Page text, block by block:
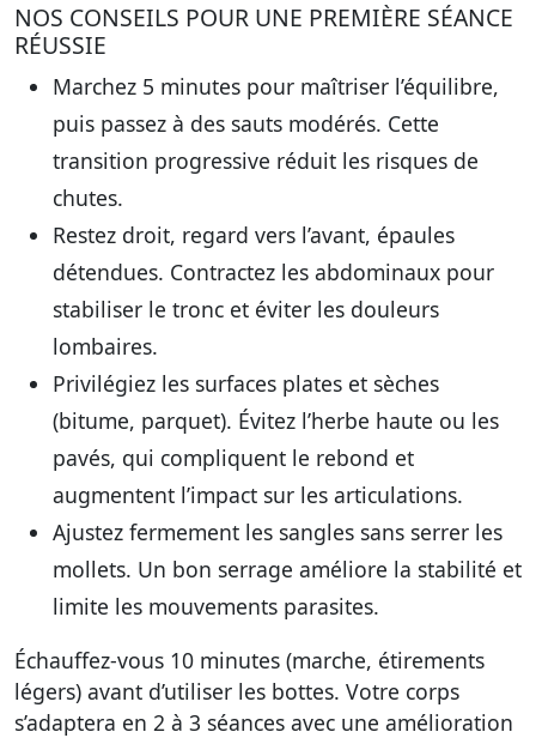
NOS CONSEILS POUR UNE PREMIÈRE SÉANCE
RÉUSSIE
Marchez 5 minutes pour maîtriser l’équilibre,
puis passez à des sauts modérés. Cette
transition progressive réduit les risques de
chutes.
Restez droit, regard vers l’avant, épaules
détendues. Contractez les abdominaux pour
stabiliser le tronc et éviter les douleurs
lombaires.
Privilégiez les surfaces plates et sèches
(bitume, parquet). Évitez l’herbe haute ou les
pavés, qui compliquent le rebond et
augmentent l’impact sur les articulations.
Ajustez fermement les sangles sans serrer les
mollets. Un bon serrage améliore la stabilité et
limite les mouvements parasites.
Échauffez-vous 10 minutes (marche, étirements
légers) avant d’utiliser les bottes. Votre corps
s’adaptera en 2 à 3 séances avec une amélioration